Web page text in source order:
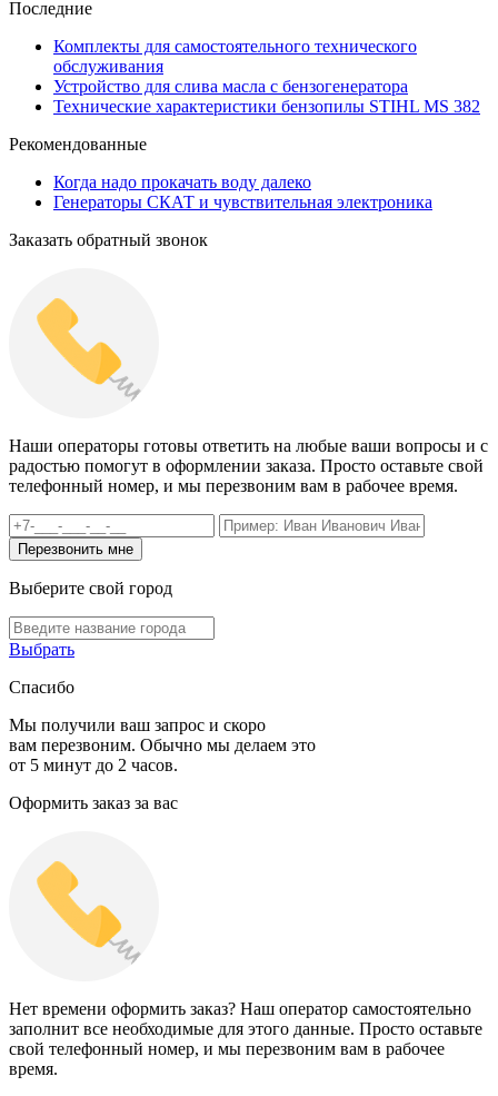
Последние
Комплекты для самостоятельного технического
обслуживания
Устройство для слива масла с бензогенератора
Технические характеристики бензопилы STIHL MS 382
Рекомендованные
Когда надо прокачать воду далеко
Генераторы СКАТ и чувствительная электроника
Заказать обратный звонок
Наши операторы готовы ответить на любые ваши вопросы и с
радостью помогут в оформлении заказа. Просто оставьте свой
телефонный номер, и мы перезвоним вам в рабочее время.
Выберите свой город
Выбрать
Спасибо
Мы получили ваш запрос и скоро
вам перезвоним. Обычно мы делаем это
от 5 минут до 2 часов.
Оформить заказ за вас
Нет времени оформить заказ? Наш оператор самостоятельно
заполнит все необходимые для этого данные. Просто оставьте
свой телефонный номер, и мы перезвоним вам в рабочее
время.